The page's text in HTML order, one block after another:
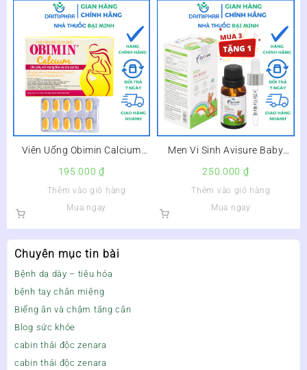
Chuyên mục tin bài
Bệnh dạ dày – tiêu hóa
bệnh tay chân miệng
Biếng ăn và chậm tăng cân
Blog sức khỏe
cabin thải độc zenara
cabin thải độc zenara
Viên Uống Obimin Calcium
Hộp 30 Viên – Hỗ Trợ Bổ Sung
Calcium, Magnesium, Vitamin
D3 & FOS –
195.000₫
Thêm vào giỏ hàng
Mua ngay
Men Vi Sinh Avisure Baby
Probiotic Lọ 10ml – Giảm Rối
Loạn Tiêu Hóa –
250.000 ₫
Thêm vào giỏ hàng
Mua ngay